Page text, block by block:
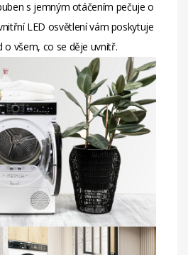
s jemným otáčením pečuje o
LED osvětlení vám poskytuje
o všem, co se děje uvnitř.